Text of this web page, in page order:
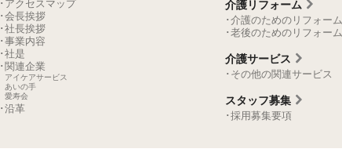
･アクセスマップ
･会長挨拶
･社長挨拶
･事業内容
･社是
･関連企業
アイケアサービス
あいの手
愛寿会
･沿革
介護リフォーム
･介護のためのリフォーム
･老後のためのリフォーム
介護サービス
･その他の関連サービス
スタッフ募集
･採用募集要項